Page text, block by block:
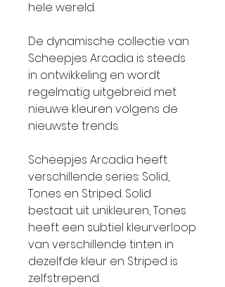
hele wereld.
De dynamische collectie van
Scheepjes Arcadia is steeds
in ontwikkeling en wordt
regelmatig uitgebreid met
nieuwe kleuren volgens de
nieuwste trends.
Scheepjes Arcadia heeft
verschillende series: Solid,
Tones en Striped. Solid
bestaat uit unikleuren, Tones
heeft een subtiel kleurverloop
van verschillende tinten in
dezelfde kleur en Striped is
zelfstrepend.